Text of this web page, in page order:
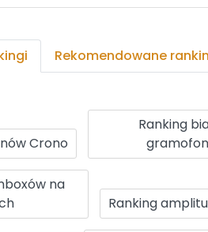
Rekomendowane
Crono
Ranking
na
Ranking